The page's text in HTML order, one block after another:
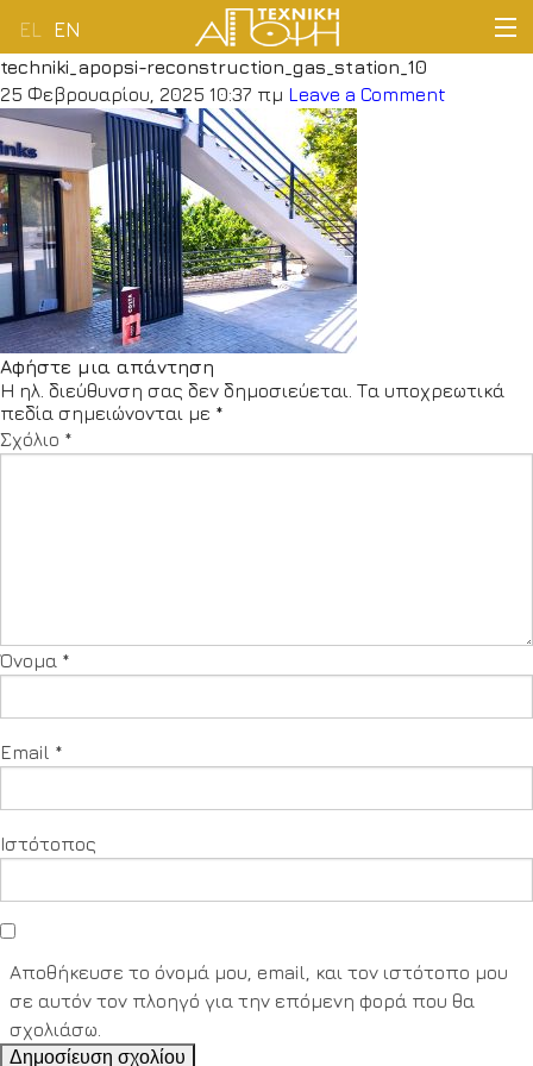
EL EN
ΑΡΧΙΚΗ
ΕΤΑΙΡΕΙΑ
ΔΡΑΣΤΗΡΙΟΤΗΤΕΣ
ΠΕΛΑΤΟΛΟΓΙΟ
ΝΕΑ
ΕΠΙΚΟΙΝΩΝΙΑ
techniki_apopsi-reconstruction_gas_station_10
25 Φεβρουαρίου, 2025 10:37 πμ Leave a Comment
Αφήστε μια απάντηση
Η ηλ. διεύθυνση σας δεν δημοσιεύεται. Τα υποχρεωτικά
πεδία σημειώνονται με *
Σχόλιο *
Όνομα *
Email *
Ιστότοπος
Αποθήκευσε το όνομά μου, email, και τον ιστότοπο μου
σε αυτόν τον πλοηγό για την επόμενη φορά που θα
σχολιάσω.